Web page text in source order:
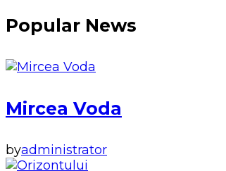
Popular News
Mircea Voda
byadministrator